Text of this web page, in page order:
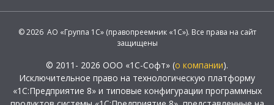
© 2026 АО «Группа 1С» (правопреемник «1С»). Все права на сайт
защищены
© 2011- 2026 ООО «1С-Софт» (о компании).
Исключительное право на технологическую платформу
«1С:Предприятие 8» и типовые конфигурации программных